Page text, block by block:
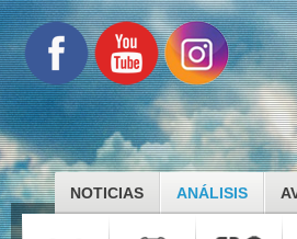
NOTICIAS ANÁLISIS